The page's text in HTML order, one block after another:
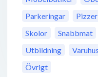
Parkeringar
Skolor
Snabbmat
Utbildning
Varuhus
Övrigt